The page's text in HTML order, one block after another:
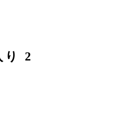
り 2